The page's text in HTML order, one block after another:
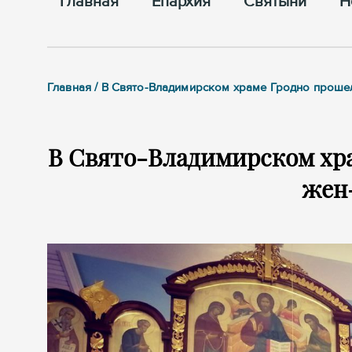
Главная / В Свято-Владимирском храме Гродно
В Свято-Владимирском